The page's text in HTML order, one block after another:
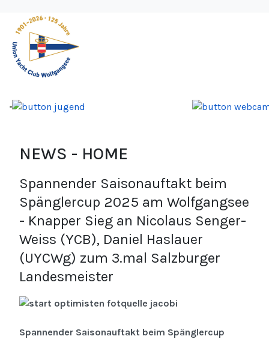
NEWS - HOME
Spannender Saisonauftakt beim
Spänglercup 2025 am Wolfgangsee
- Knapper Sieg an Nicolaus Senger-
Weiss (YCB), Daniel Haslauer
(UYCWg) zum 3.mal Salzburger
Landesmeister
Spannender Saisonauftakt beim Spänglercup